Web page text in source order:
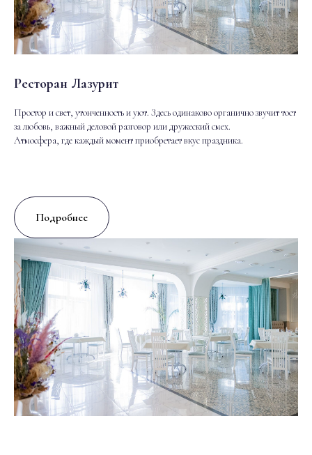
Ресторан Лазурит
Простор и свет, утонченность и уют. Здесь одинаково органично звучит тост
за любовь, важный деловой разговор или дружеский смех.
Атмосфера, где каждый момент приобретает вкус праздника.
Подробнее